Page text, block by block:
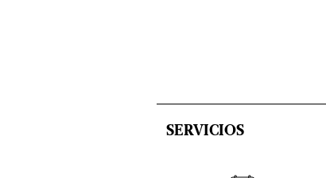
SERVICIOS